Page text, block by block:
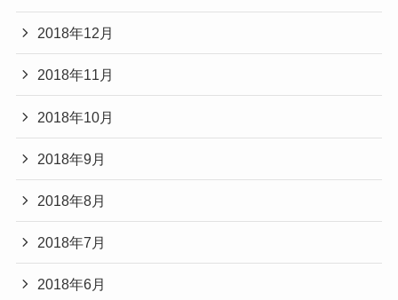
2018年12月
2018年11月
2018年10月
2018年9月
2018年8月
2018年7月
2018年6月